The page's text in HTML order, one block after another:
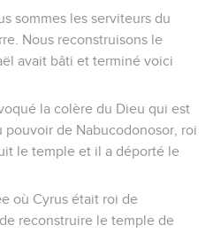
sommes les serviteurs du
Nous reconstruisons le
avait bâti et terminé voici
la colère du Dieu qui est
pouvoir de Nabucodonosor, roi
le temple et il a déporté le
où Cyrus était roi de
reconstruire le temple de